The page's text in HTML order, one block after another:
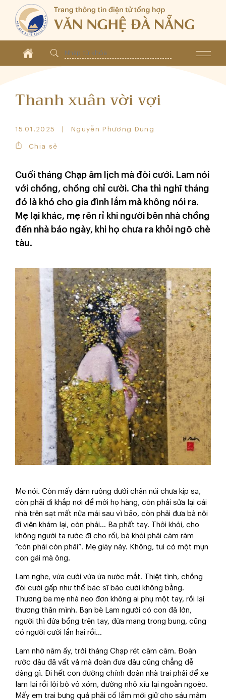
Thanh xuân vời vợi
15.01.2025 Nguyễn Phương Dung
Chia sẻ
Cuối tháng Chạp âm lịch mà đòi cưới. Lam nói
với chồng, chồng chỉ cười. Cha thì nghĩ tháng
đó là khó cho gia đình lắm mà không nói ra.
Mẹ lại khác, mẹ rên rỉ khi người bên nhà chồng
đến nhà báo ngày, khi họ chưa ra khỏi ngõ chè
tàu.
Mẹ nói. Còn mấy đám ruộng dưới chân núi chưa kịp sạ,
còn phải đi khắp nơi để mời họ hàng, còn phải sửa lại cái
nhà trên sạt mất nửa mái sau vì bão, còn phải đưa bà nội
đi viện khám lại, còn phải... Ba phất tay. Thôi khỏi, cho
không người ta rước đi cho rồi, bà khỏi phải càm ràm
“còn phải còn phải”. Mẹ giãy nảy. Không, tui có một mụn
con gái mà ông.
Lam nghe, vừa cười vừa ứa nước mắt. Thiệt tình, chồng
đòi cưới gấp như thể bác sĩ bảo cưới không bằng.
Thương ba mẹ nhà neo đơn không ai phụ một tay, rồi lại
thương thân mình. Bạn bè Lam người có con đã lớn,
người thì đứa bồng trên tay, đứa mang trong bụng, cũng
có người cưới lần hai rồi...
Lam nhớ năm ấy, trời tháng Chạp rét căm căm. Đoàn
rước dâu đã vất vả mà đoàn đưa dâu cũng chẳng dễ
dàng gì. Đi hết con đường chính đoàn nhà trai phải để xe
lam lại rồi lội bộ vô xóm, đường nhỏ xíu lại ngoằn ngoèo.
Mấy em trai bưng quả phải cố lắm mới giữ cho sáu mâm